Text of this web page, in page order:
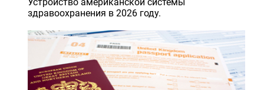
здравоохранения в 2026 году.